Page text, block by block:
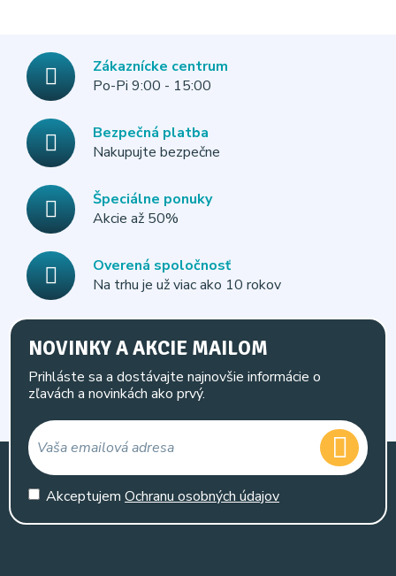
Zákaznícke centrum
Po-Pi 9:00 - 15:00
Bezpečná platba
Nakupujte bezpečne
Špeciálne ponuky
Akcie až 50%
Overená spoločnosť
Na trhu je už viac ako 10 rokov
NOVINKY A AKCIE MAILOM
Prihláste sa a dostávajte najnovšie informácie o
zľavách a novinkách ako prvý.
Akceptujem Ochranu osobných údajov